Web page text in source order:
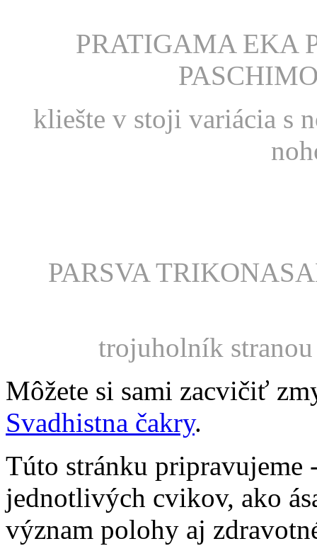
PRATIGAMA EKA
kliešte v stoji variácia
PARSVA
trojuholník
Môžete si sami zacvičiť
Svadhistna čakry.
Túto stránku pripravujeme
jednotlivých cvikov, ako
význam polohy aj